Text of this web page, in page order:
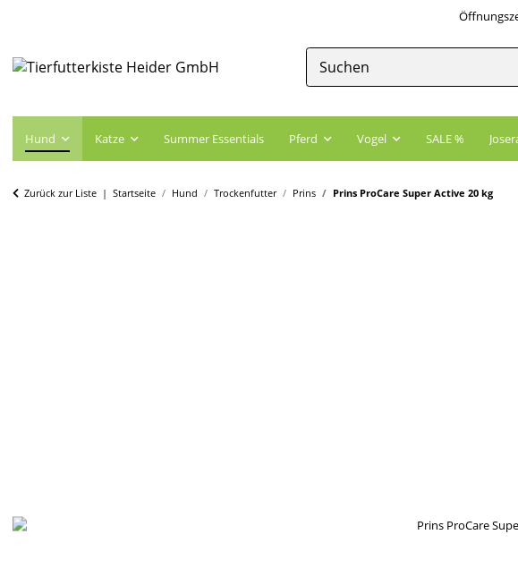
Hund Katze Summer Essentials Pferd Vogel SALE %
Zurück zur Liste Startseite Hund Trockenfutter Prins Prins ProCare Super Active 20 kg